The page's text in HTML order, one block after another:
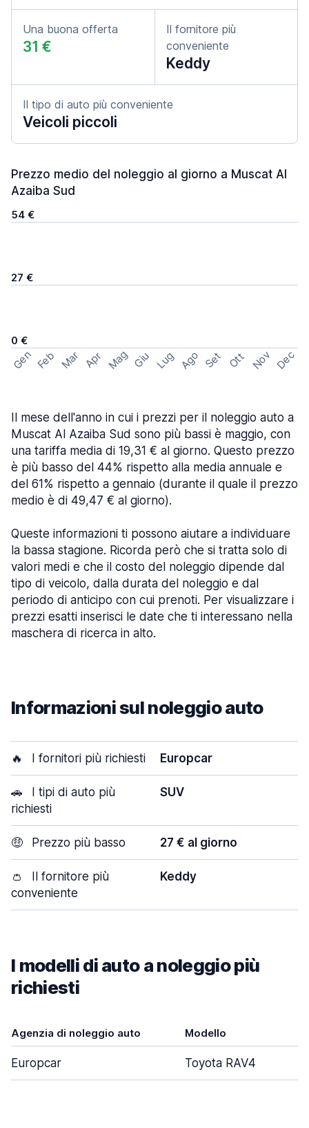
Una buona offerta
31 €
Il fornitore più
conveniente
Keddy
Il tipo di auto più conveniente
Veicoli piccoli
Prezzo medio del noleggio al giorno a Muscat Al
Azaiba Sud
54 €
27 €
0 €
Gen Feb Mar Apr Mag Giu Lug Ago Set Ott Nov Dec
Il mese dell'anno in cui i prezzi per il noleggio auto a
Muscat Al Azaiba Sud sono più bassi è maggio, con
una tariffa media di 19,31 € al giorno. Questo prezzo
è più basso del 44% rispetto alla media annuale e
del 61% rispetto a gennaio (durante il quale il prezzo
medio è di 49,47 € al giorno).
Queste informazioni ti possono aiutare a individuare
la bassa stagione. Ricorda però che si tratta solo di
valori medi e che il costo del noleggio dipende dal
tipo di veicolo, dalla durata del noleggio e dal
periodo di anticipo con cui prenoti. Per visualizzare i
prezzi esatti inserisci le date che ti interessano nella
maschera di ricerca in alto.
Informazioni sul noleggio auto
🔥 I fornitori più richiesti Europcar
🚗
I tipi di auto più
richiesti
SUV
🤑 Prezzo più basso 27 € al giorno
👛
Il fornitore più
conveniente
Keddy
I modelli di auto a noleggio più
richiesti
Agenzia di noleggio auto Modello
Europcar Toyota RAV4